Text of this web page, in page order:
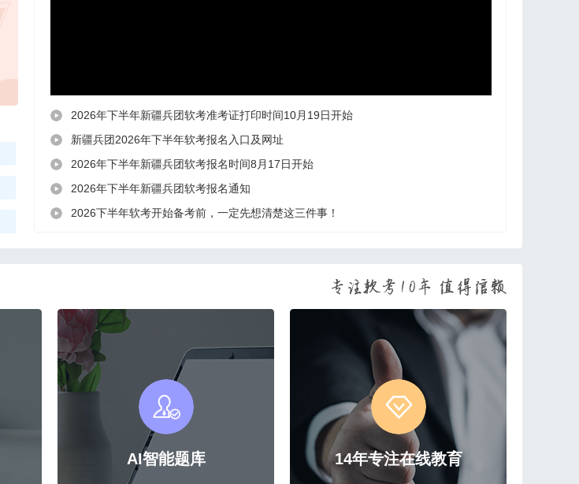
2026年下半年新疆兵团软考准考证打印时间10月19日开始
新疆兵团2026年下半年软考报名入口及网址
2026年下半年新疆兵团软考报名时间8月17日开始
2026年下半年新疆兵团软考报名通知
2026下半年软考开始备考前，一定先想清楚这三件事！
AI智能题库 14年专注在线教育